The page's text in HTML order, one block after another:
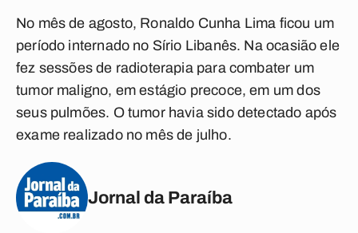
No mês de agosto, Ronaldo Cunha Lima ficou um
período internado no Sírio Libanês. Na ocasião ele
fez sessões de radioterapia para combater um
tumor maligno, em estágio precoce, em um dos
seus pulmões. O tumor havia sido detectado após
exame realizado no mês de julho.
Jornal da Paraíba